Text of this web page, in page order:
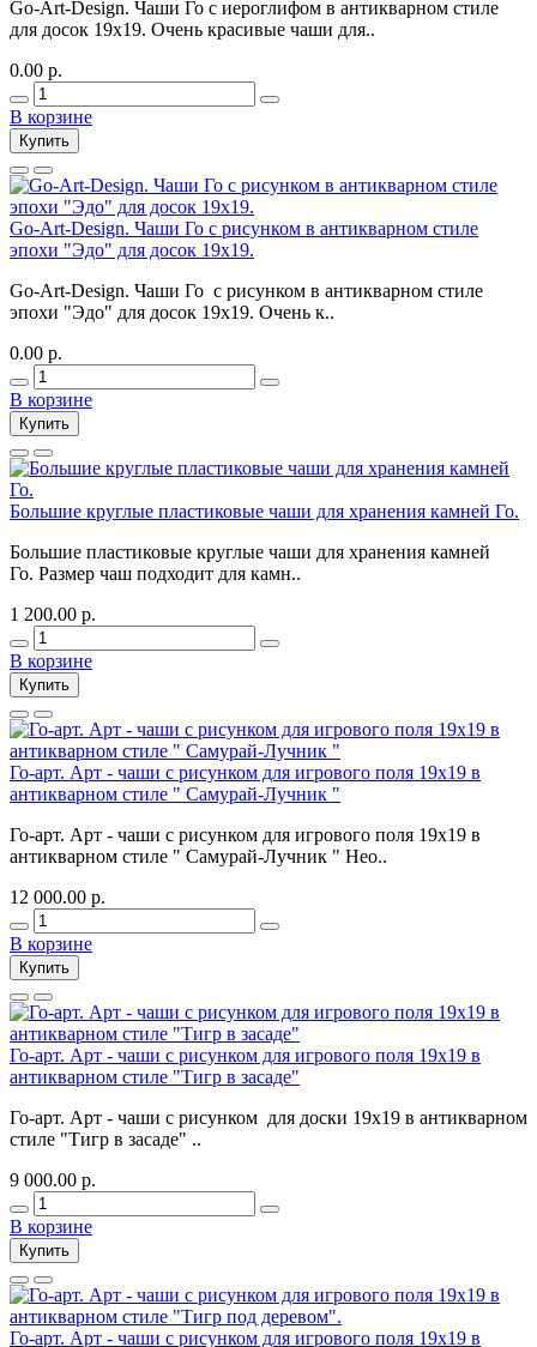
Go-Art-Design. Чаши Го с иероглифом в антикварном стиле
для досок 19х19. Очень красивые чаши для..
0.00 р.
В корзине
Купить
Go-Art-Design. Чаши Го с рисунком в антикварном стиле
эпохи "Эдо" для досок 19х19.
Go-Art-Design. Чаши Го с рисунком в антикварном стиле
эпохи "Эдо" для досок 19х19. Очень к..
0.00 р.
В корзине
Купить
Большие круглые пластиковые чаши для хранения камней Го.
Большие пластиковые круглые чаши для хранения камней
Го. Размер чаш подходит для камн..
1 200.00 р.
В корзине
Купить
Го-арт. Арт - чаши c рисунком для игрового поля 19х19 в
антикварном стиле " Самурай-Лучник "
Го-арт. Арт - чаши c рисунком для игрового поля 19х19 в
антикварном стиле " Самурай-Лучник " Нео..
12 000.00 р.
В корзине
Купить
Го-арт. Арт - чаши c рисунком для игрового поля 19х19 в
антикварном стиле "Тигр в засаде"
Го-арт. Арт - чаши c рисунком для доски 19х19 в антикварном
стиле "Тигр в засаде" ..
9 000.00 р.
В корзине
Купить
Го-арт. Арт - чаши c рисунком для игрового поля 19х19 в